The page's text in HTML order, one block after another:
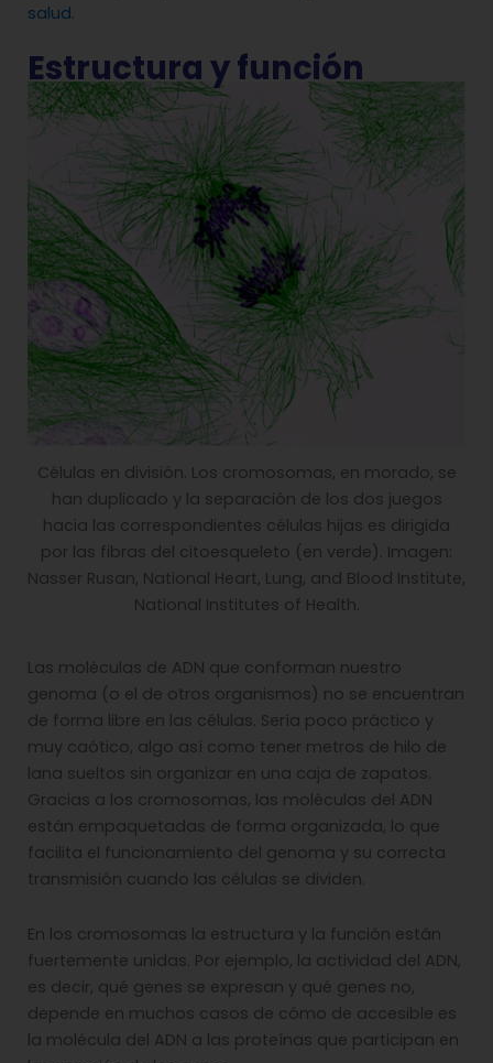
salud.
Estructura y función
Células en división. Los cromosomas, en morado, se
han duplicado y la separación de los dos juegos
hacia las correspondientes células hijas es dirigida
por las fibras del citoesqueleto (en verde). Imagen:
Nasser Rusan, National Heart, Lung, and Blood Institute,
National Institutes of Health.
Las moléculas de ADN que conforman nuestro
genoma (o el de otros organismos) no se encuentran
de forma libre en las células. Sería poco práctico y
muy caótico, algo así como tener metros de hilo de
lana sueltos sin organizar en una caja de zapatos.
Gracias a los cromosomas, las moléculas del ADN
están empaquetadas de forma organizada, lo que
facilita el funcionamiento del genoma y su correcta
transmisión cuando las células se dividen.
En los cromosomas la estructura y la función están
fuertemente unidas. Por ejemplo, la actividad del ADN,
es decir, qué genes se expresan y qué genes no,
depende en muchos casos de cómo de accesible es
la molécula del ADN a las proteínas que participan en